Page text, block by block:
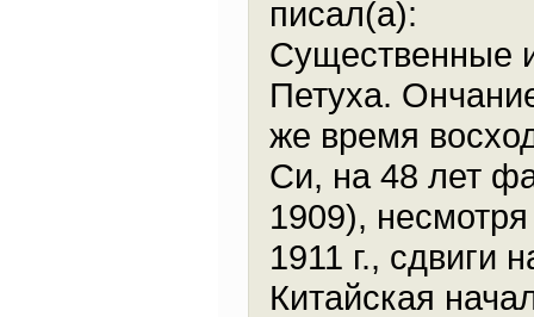
писал(а):
Существенные
Петуха.
же время
Си, на 48 лет
1909),
1911 г., сдвиги
Китайская